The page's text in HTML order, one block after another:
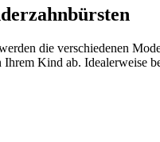
die verschiedenen
Kind ab. Idealerweise